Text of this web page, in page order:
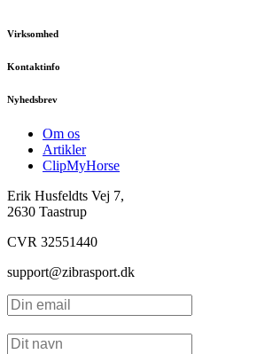
Virksomhed
Kontaktinfo
Nyhedsbrev
Om os
Artikler
ClipMyHorse
Erik Husfeldts Vej 7,
2630 Taastrup
CVR 32551440
support@zibrasport.dk